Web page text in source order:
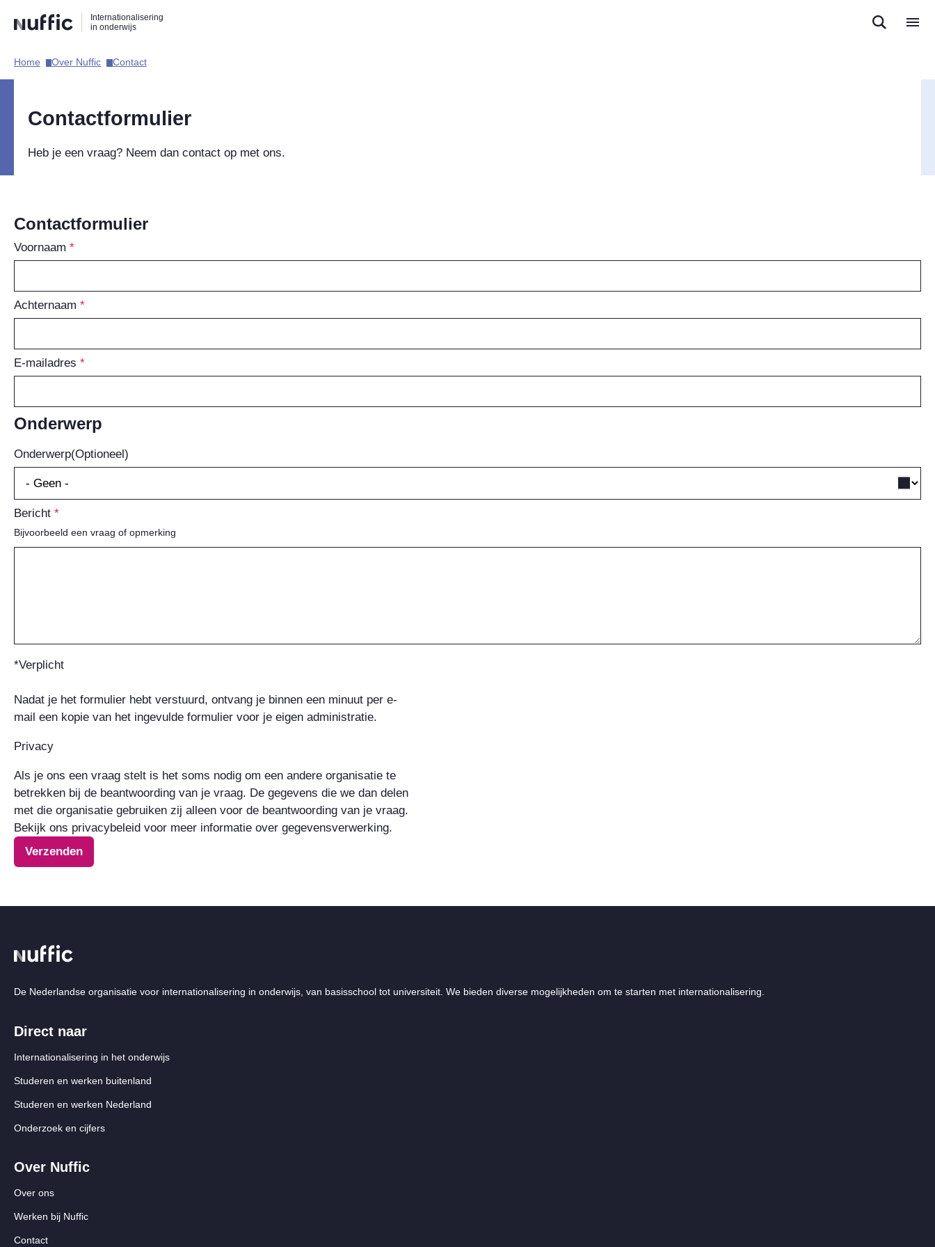
naar
zoekfunctie
naar
hoofdnavigatie
naar
inhoud
Internationalisering
in onderwijs
Hoofdnavigatie
Home​ Over Nuffic​ Contact​
Contactformulier
Heb je een vraag? Neem dan contact op met ons.
Contactformulier
Voornaam
Achternaam
E-mailadres
Onderwerp
Onderwerp(Optioneel)
Bericht
Bijvoorbeeld een vraag of opmerking
*Verplicht
Nadat je het formulier hebt verstuurd, ontvang je binnen een minuut per e-
mail een kopie van het ingevulde formulier voor je eigen administratie.
Privacy
Als je ons een vraag stelt is het soms nodig om een andere organisatie te
betrekken bij de beantwoording van je vraag. De gegevens die we dan delen
met die organisatie gebruiken zij alleen voor de beantwoording van je vraag.
Bekijk ons privacybeleid voor meer informatie over gegevensverwerking.
De Nederlandse organisatie voor internationalisering in onderwijs, van basisschool tot universiteit. We bieden diverse mogelijkheden om te starten met internationalisering.
Direct naar
Internationalisering in het onderwijs
Studeren en werken buitenland
Studeren en werken Nederland
Onderzoek en cijfers
Over Nuffic
Over ons
Werken bij Nuffic
Contact